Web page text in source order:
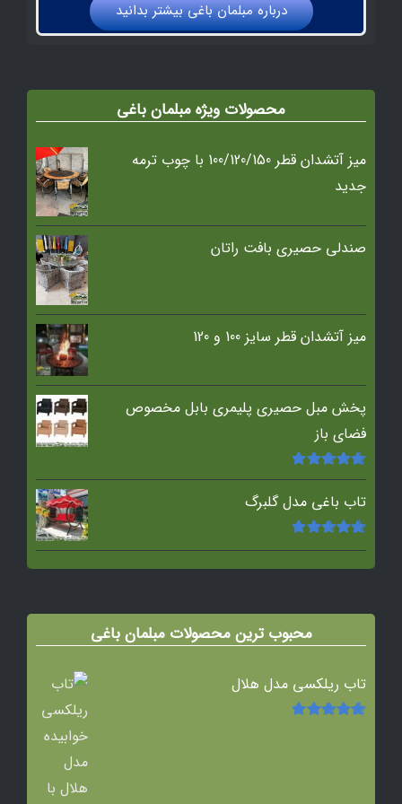
درباره مبلمان باغي بيشتر بدانيد
محصولات ویژه مبلمان باغی
میز آتشدان قطر 100/120/150 با چوب ترمه
جدید
صندلی حصیری بافت راتان
میز آتشدان قطر سایز 100 و 120
پخش مبل حصیری پلیمری بابل مخصوص
فضای باز
امتیاز5.00از
5
تاب باغی مدل گلبرگ
امتیاز5.00از
محبوب ترین محصولات مبلمان باغی
تاب ریلکسی مدل هلال